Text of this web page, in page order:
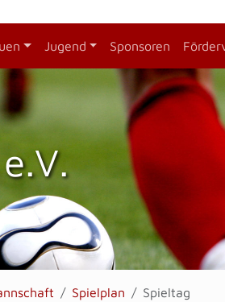
Jugend Sponsoren
Spielplan Spieltag